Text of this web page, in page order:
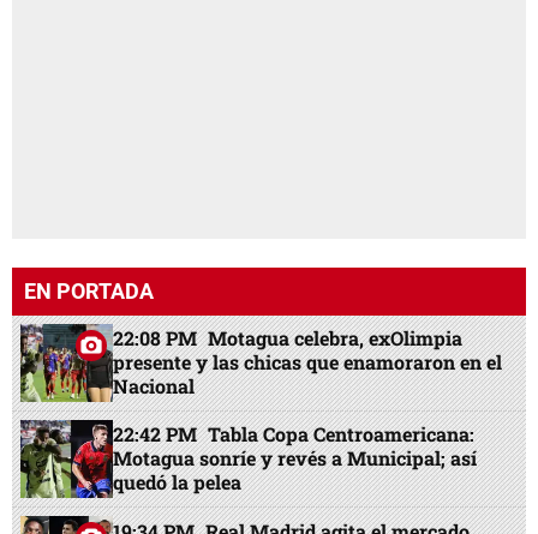
EN PORTADA
22:08 PM Motagua celebra, exOlimpia
presente y las chicas que enamoraron en el
Nacional
22:42 PM Tabla Copa Centroamericana:
Motagua sonríe y revés a Municipal; así
quedó la pelea